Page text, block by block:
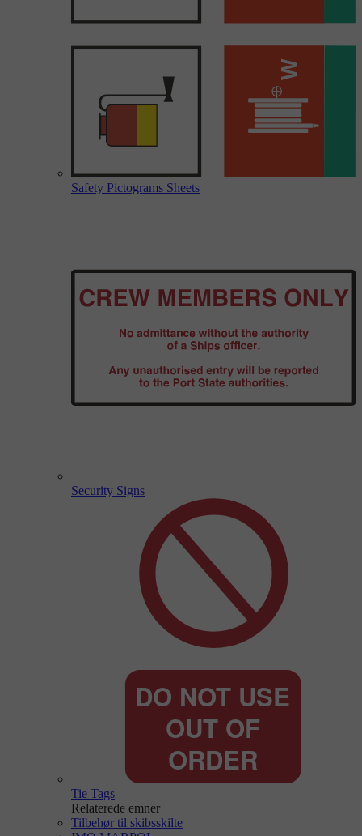
Safety Pictograms Sheets
Security Signs
Tie Tags
Relaterede emner
Tilbehør til skibsskilte